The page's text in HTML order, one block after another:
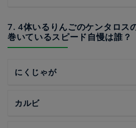
7. 4体いるりんごのケンタロス
巻いているスピード自慢は誰？
にくじゃが
カルビ